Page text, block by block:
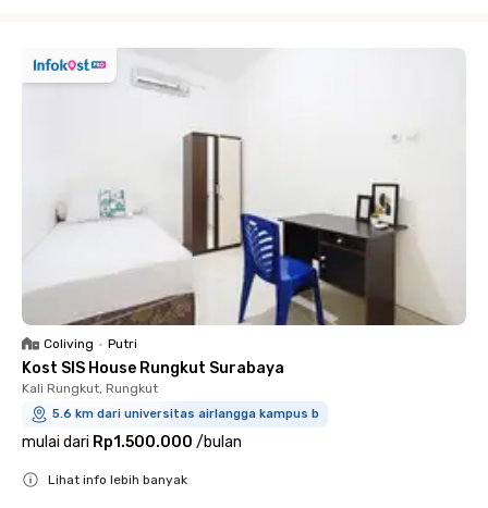
Coliving • Putri
Kost SIS House Rungkut Surabaya
Kali Rungkut, Rungkut
5.6 km dari universitas airlangga kampus b
mulai dari Rp1.500.000 /bulan
Lihat info lebih banyak